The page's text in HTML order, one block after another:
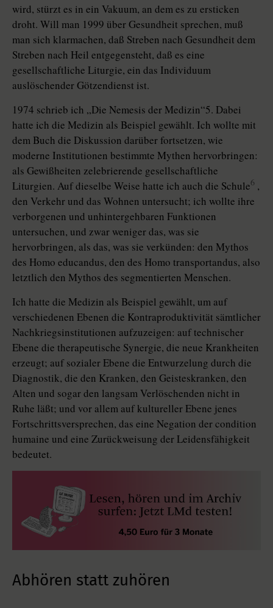
wird, stürzt es in ein Vakuum, an dem es zu ersticken
droht. Will man 1999 über Gesundheit sprechen, muß
man sich klarmachen, daß Streben nach Gesundheit dem
Streben nach Heil entgegensteht, daß es eine
gesellschaftliche Liturgie, ein das Individuum
auslöschender Götzendienst ist.
1974 schrieb ich „Die Nemesis der Medizin“5. Dabei
hatte ich die Medizin als Beispiel gewählt. Ich wollte mit
dem Buch die Diskussion darüber fortsetzen, wie
moderne Institutionen bestimmte Mythen hervorbringen:
als Gewißheiten zelebrierende gesellschaftliche
Liturgien. Auf dieselbe Weise hatte ich auch die Schule6 ,
den Verkehr und das Wohnen untersucht; ich wollte ihre
verborgenen und unhintergehbaren Funktionen
untersuchen, und zwar weniger das, was sie
hervorbringen, als das, was sie verkünden: den Mythos
des Homo educandus, den des Homo transportandus, also
letztlich den Mythos des segmentierten Menschen.
Ich hatte die Medizin als Beispiel gewählt, um auf
verschiedenen Ebenen die Kontraproduktivität sämtlicher
Nachkriegsinstitutionen aufzuzeigen: auf technischer
Ebene die therapeutische Synergie, die neue Krankheiten
erzeugt; auf sozialer Ebene die Entwurzelung durch die
Diagnostik, die den Kranken, den Geisteskranken, den
Alten und sogar den langsam Verlöschenden nicht in
Ruhe läßt; und vor allem auf kultureller Ebene jenes
Fortschrittsversprechen, das eine Negation der condition
humaine und eine Zurückweisung der Leidensfähigkeit
bedeutet.
Abhören statt zuhören